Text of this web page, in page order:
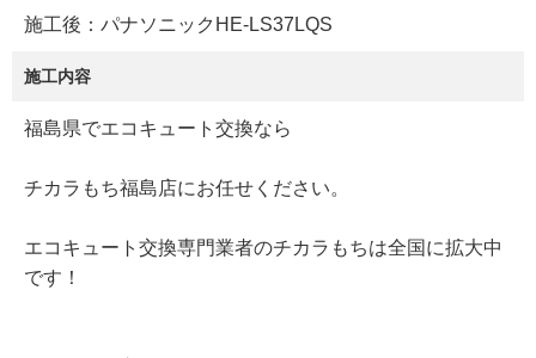
施工後：パナソニックHE-LS37LQS
施工内容
福島県でエコキュート交換なら
チカラもち福島店にお任せください。
エコキュート交換専門業者のチカラもちは全国に拡大中
です！